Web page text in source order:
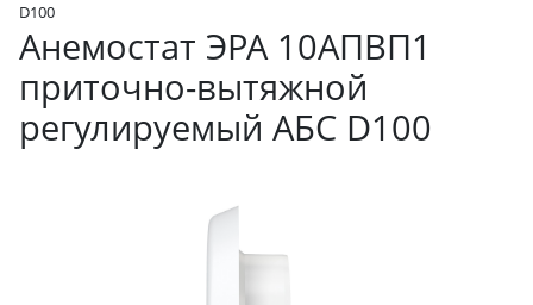
D100
Анемостат ЭРА 10АПВП1
приточно-вытяжной
регулируемый АБС D100